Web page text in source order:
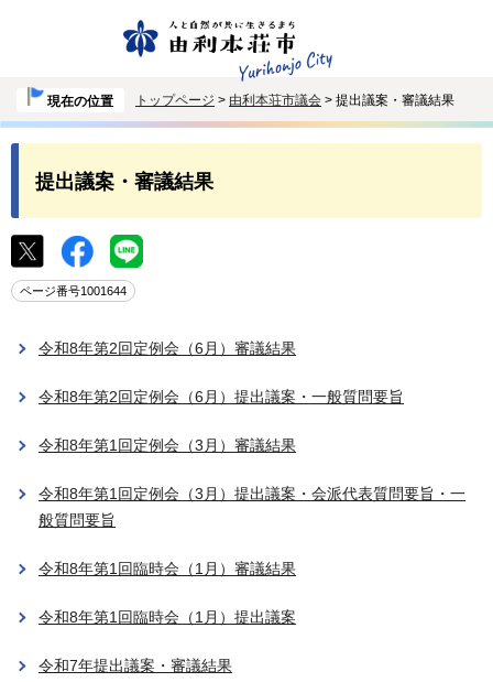
現在の位置 トップページ > 由利本荘市議会 > 提出議案・審議結果
提出議案・審議結果
ページ番号1001644
令和8年第2回定例会（6月）審議結果
令和8年第2回定例会（6月）提出議案・一般質問要旨
令和8年第1回定例会（3月）審議結果
令和8年第1回定例会（3月）提出議案・会派代表質問要旨・一
般質問要旨
令和8年第1回臨時会（1月）審議結果
令和8年第1回臨時会（1月）提出議案
令和7年提出議案・審議結果